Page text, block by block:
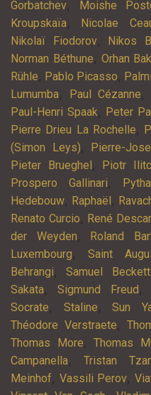
Gorbatchev, Moishe
Kroupskaïa, Nicolae
Nikolaï Fiodorov, Nikos
Norman Béthune, Orhan
Rühle, Pablo Picasso,
Lumumba, Paul Cézanne,
Paul-Henri Spaak, Peter
Pierre Drieu La Rochelle,
(Simon Leys), Pierre-
Pieter Brueghel , Piotr
Prospero Gallinari,
Hedebouw, Raphaël ,
Renato Curcio, René
der Weyden, Roland
Luxembourg, Saint
Behrangi,Samuel Beckett
Sakata, Sigmund Freud ,
Socrate, Staline,Sun
Théodore Verstraete,
Thomas More, Thomas
Campanella, Tristan
Meinhof, Vassili Perov,